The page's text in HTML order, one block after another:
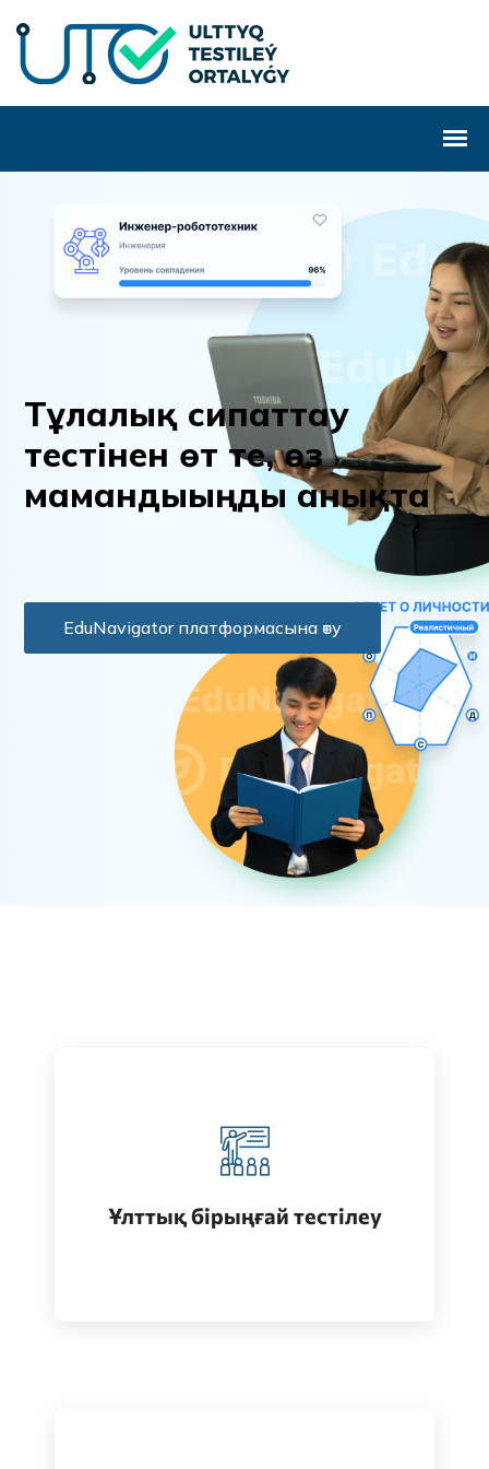
Тұлалық сипаттау
тестінен өт те, өз
мамандыыңды анықта
EduNavigator платформасына өту
Ұлттық бірыңғай тестілеу
Қазақстанда жоғары білім алу
(бакалавриат)
Өту